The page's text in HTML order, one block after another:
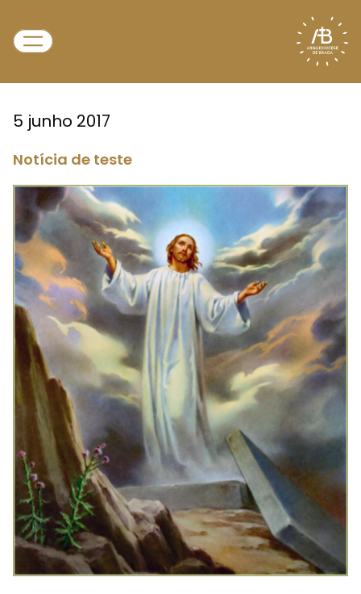
5 junho 2017
Notícia de teste